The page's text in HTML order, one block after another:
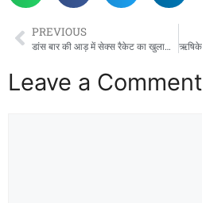
PREVIOUS
डांस बार की आड़ में सेक्स रैकेट का खुलासा, रामनगर में 52 लोग पकड़े गए, 10 युवतियां रेस्क्यू
Leave a Comment